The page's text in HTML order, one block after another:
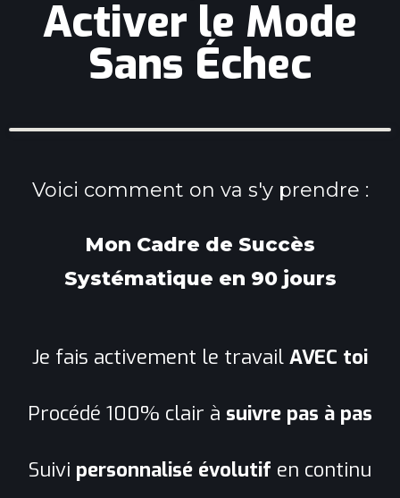
Activer le Mode
Sans Échec
Voici comment on va s'y prendre :
Mon Cadre de Succès
Systématique en 90 jours
Je fais activement le travail AVEC toi
Procédé 100% clair à suivre pas à pas
Suivi personnalisé évolutif en continu